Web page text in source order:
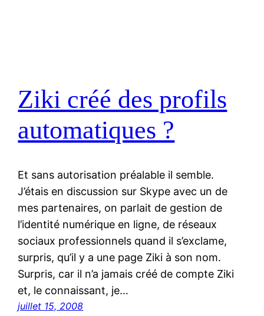
Ziki créé des profils
automatiques ?
Et sans autorisation préalable il semble.
J’étais en discussion sur Skype avec un de
mes partenaires, on parlait de gestion de
l’identité numérique en ligne, de réseaux
sociaux professionnels quand il s’exclame,
surpris, qu’il y a une page Ziki à son nom.
Surpris, car il n’a jamais créé de compte Ziki
et, le connaissant, je…
juillet 15, 2008